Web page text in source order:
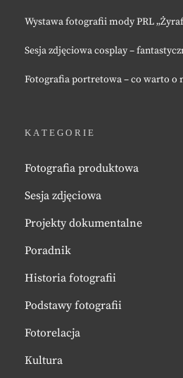
Wystawa fotografii mody PRL
Sesja zdjęciowa cosplay –
Fotografia portretowa – co warto o
KATEGORIE
Fotografia produktowa
Sesja zdjęciowa
Projekty dokumentalne
Poradnik
Historia fotografii
Podstawy fotografii
Fotorelacja
Kultura